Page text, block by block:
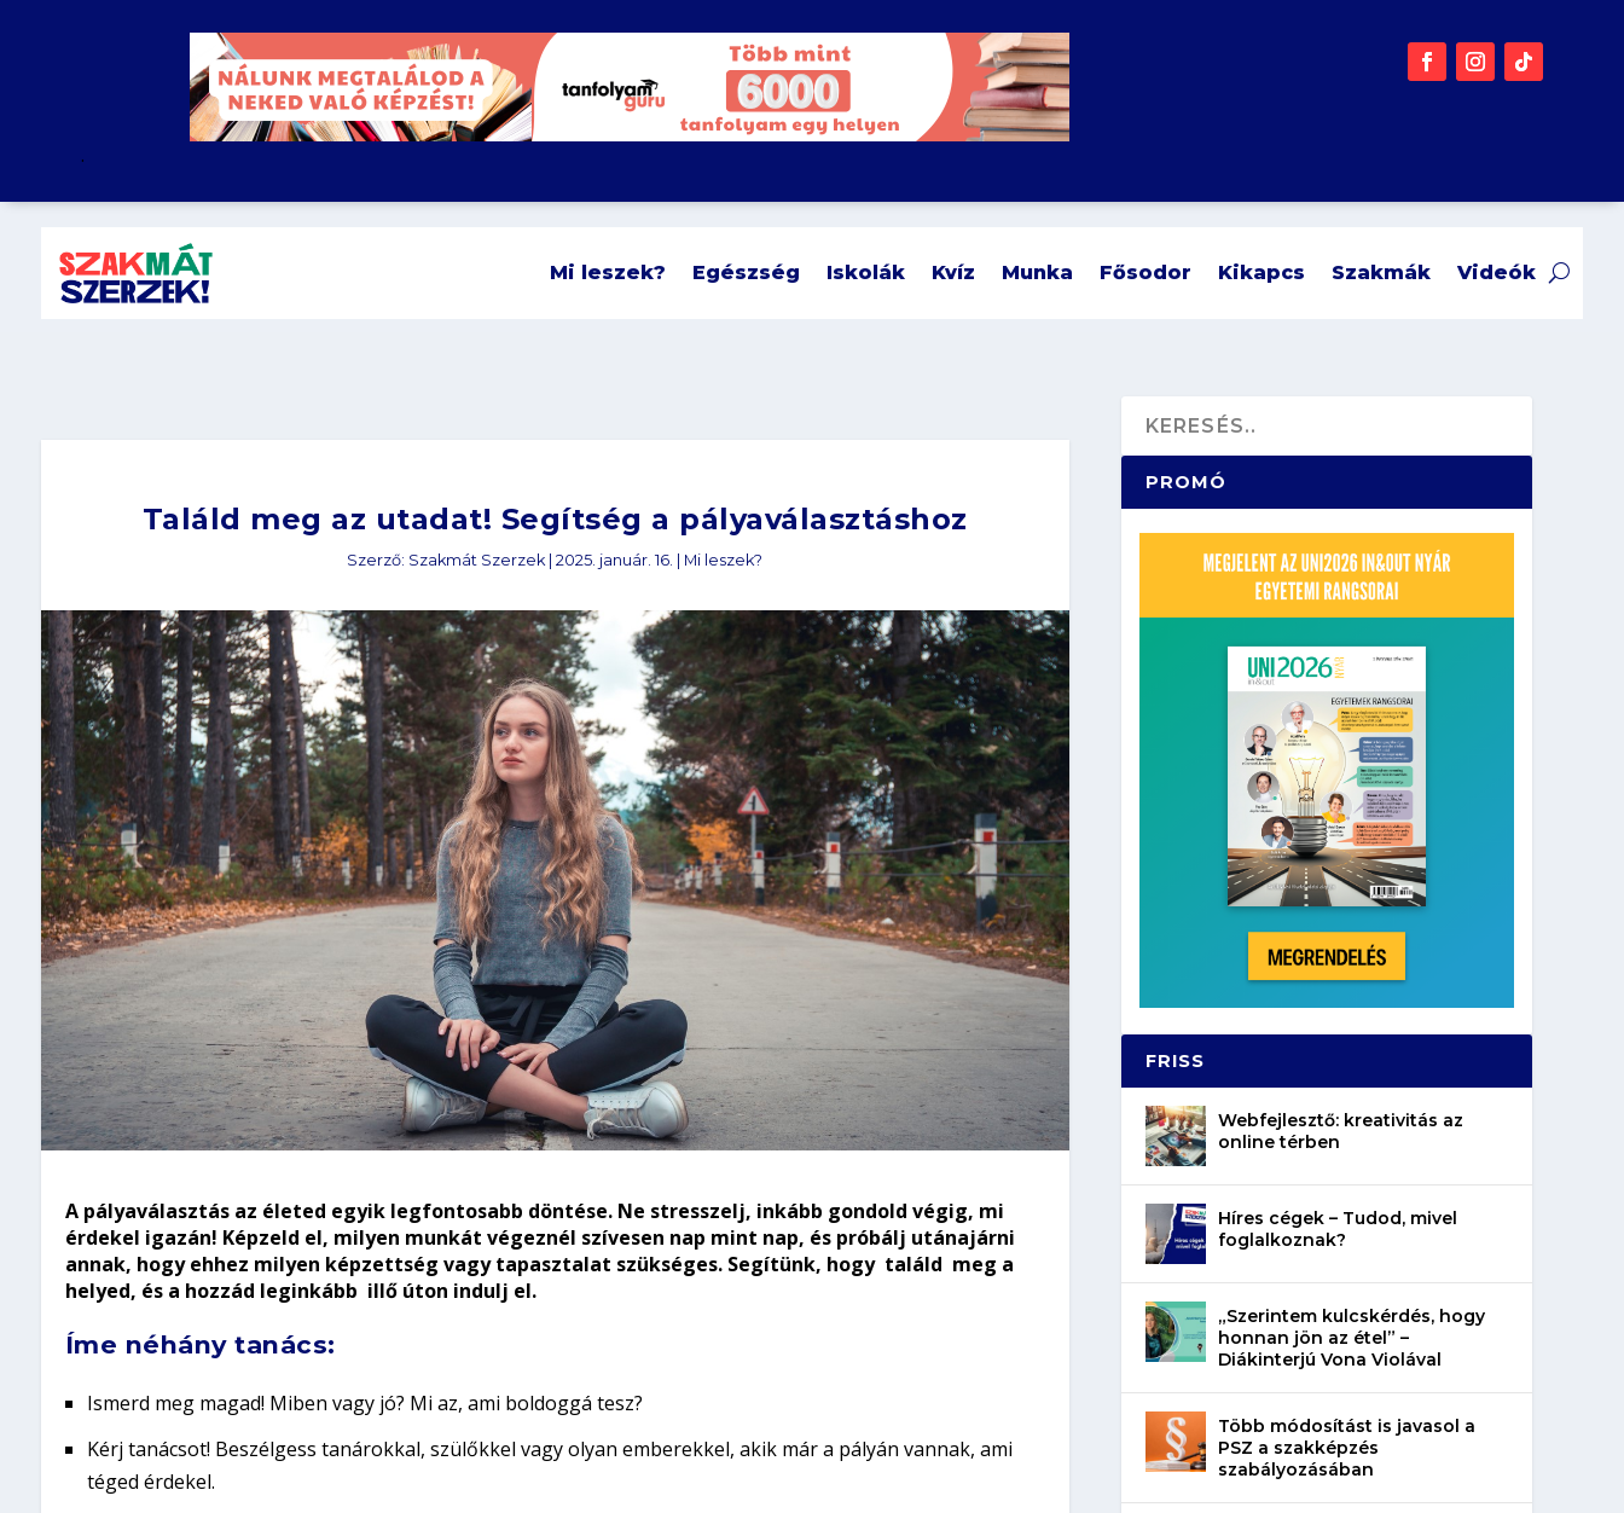
.
Mi leszek? Egészség Iskolák Kvíz Munka Fősodor Kikapcs Szakmák Videók
Találd meg az utadat! Segítség a pályaválasztáshoz
Szerző: Szakmát Szerzek|2025. január. 16. Mi leszek?
A pályaválasztás az életed egyik legfontosabb döntése. Ne stresszelj, inkább gondold végig, mi
érdekel igazán! Képzeld el, milyen munkát végeznél szívesen nap mint nap, és próbálj utánajárni
annak, hogy ehhez milyen képzettség vagy tapasztalat szükséges. Segítünk, hogy találd meg a
helyed, és a hozzád leginkább illő úton indulj el.
Íme néhány tanács:
Ismerd meg magad! Miben vagy jó? Mi az, ami boldoggá tesz?
Kérj tanácsot! Beszélgess tanárokkal, szülőkkel vagy olyan emberekkel, akik már a pályán vannak, ami
téged érdekel.
PROMÓ
FRISS
Webfejlesztő: kreativitás az
online térben
Híres cégek – Tudod, mivel
foglalkoznak?
„Szerintem kulcskérdés, hogy
honnan jön az étel” –
Diákinterjú Vona Violával
Több módosítást is javasol a
PSZ a szakképzés
szabályozásában